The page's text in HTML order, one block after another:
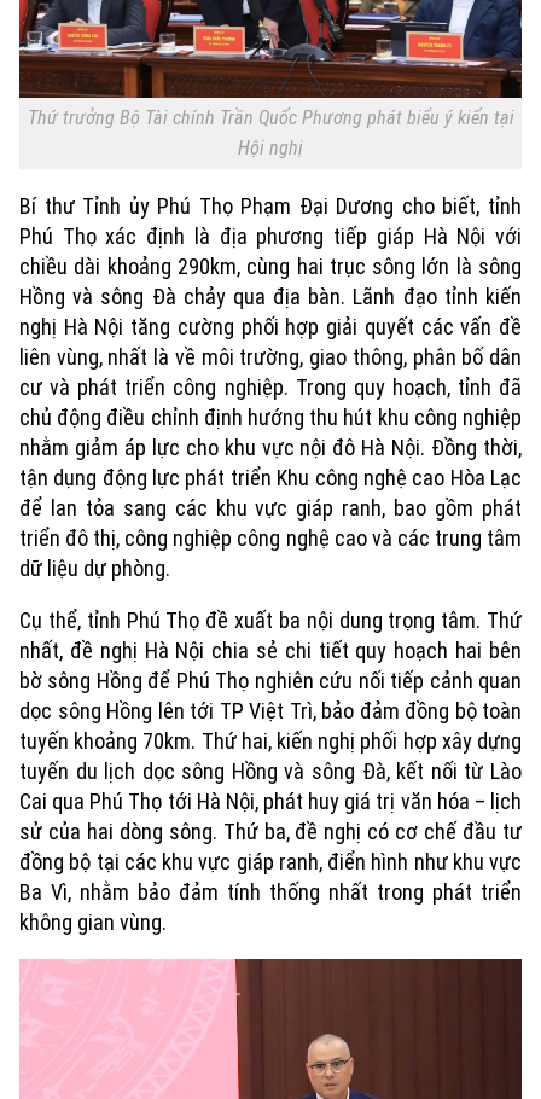
Thứ trưởng Bộ Tài chính Trần Quốc Phương phát biểu ý kiến tại
Hội nghị
Bí thư Tỉnh ủy Phú Thọ Phạm Đại Dương cho biết, tỉnh
Phú Thọ xác định là địa phương tiếp giáp Hà Nội với
chiều dài khoảng 290km, cùng hai trục sông lớn là sông
Hồng và sông Đà chảy qua địa bàn. Lãnh đạo tỉnh kiến
nghị Hà Nội tăng cường phối hợp giải quyết các vấn đề
liên vùng, nhất là về môi trường, giao thông, phân bố dân
cư và phát triển công nghiệp. Trong quy hoạch, tỉnh đã
chủ động điều chỉnh định hướng thu hút khu công nghiệp
nhằm giảm áp lực cho khu vực nội đô Hà Nội. Đồng thời,
tận dụng động lực phát triển Khu công nghệ cao Hòa Lạc
để lan tỏa sang các khu vực giáp ranh, bao gồm phát
triển đô thị, công nghiệp công nghệ cao và các trung tâm
dữ liệu dự phòng.
Cụ thể, tỉnh Phú Thọ đề xuất ba nội dung trọng tâm. Thứ
nhất, đề nghị Hà Nội chia sẻ chi tiết quy hoạch hai bên
bờ sông Hồng để Phú Thọ nghiên cứu nối tiếp cảnh quan
dọc sông Hồng lên tới TP Việt Trì, bảo đảm đồng bộ toàn
tuyến khoảng 70km. Thứ hai, kiến nghị phối hợp xây dựng
tuyến du lịch dọc sông Hồng và sông Đà, kết nối từ Lào
Cai qua Phú Thọ tới Hà Nội, phát huy giá trị văn hóa – lịch
sử của hai dòng sông. Thứ ba, đề nghị có cơ chế đầu tư
đồng bộ tại các khu vực giáp ranh, điển hình như khu vực
Ba Vì, nhằm bảo đảm tính thống nhất trong phát triển
không gian vùng.